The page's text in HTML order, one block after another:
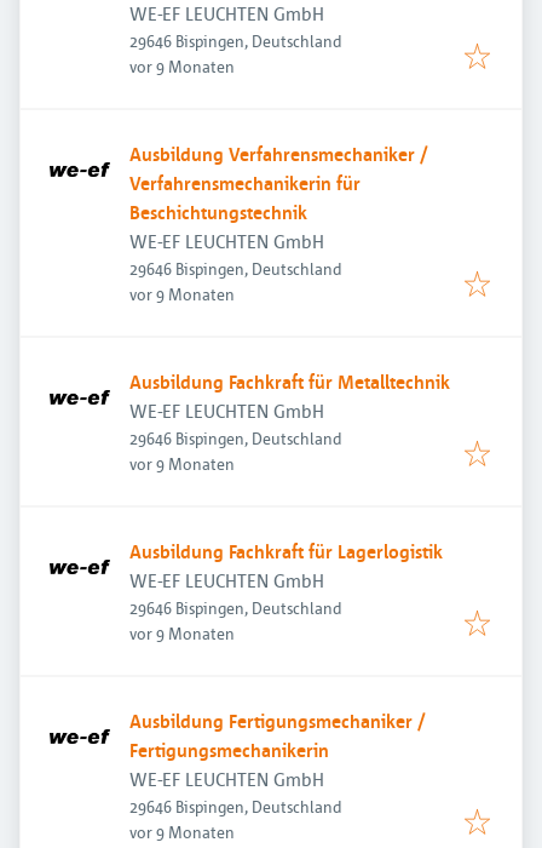
WE-EF LEUCHTEN GmbH
29646 Bispingen, Deutschland
Veröffentlicht:
vor 9 Monaten
Ausbildung Verfahrensmechaniker /
Verfahrensmechanikerin für
Beschichtungstechnik
WE-EF LEUCHTEN GmbH
29646 Bispingen, Deutschland
Veröffentlicht:
vor 9 Monaten
Ausbildung Fachkraft für Metalltechnik
WE-EF LEUCHTEN GmbH
29646 Bispingen, Deutschland
Veröffentlicht:
vor 9 Monaten
Ausbildung Fachkraft für Lagerlogistik
WE-EF LEUCHTEN GmbH
29646 Bispingen, Deutschland
Veröffentlicht:
vor 9 Monaten
Ausbildung Fertigungsmechaniker /
Fertigungsmechanikerin
WE-EF LEUCHTEN GmbH
29646 Bispingen, Deutschland
Veröffentlicht:
vor 9 Monaten